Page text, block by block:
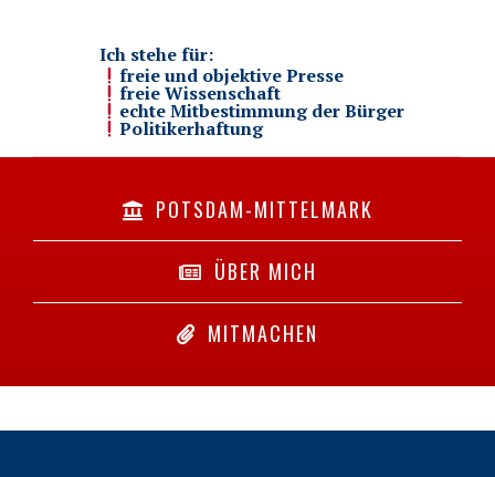
Ich stehe für:
freie und objektive Presse
freie Wissenschaft
echte Mitbestimmung der Bürger
Politikerhaftung
POTSDAM-MITTELMARK
ÜBER MICH
MITMACHEN